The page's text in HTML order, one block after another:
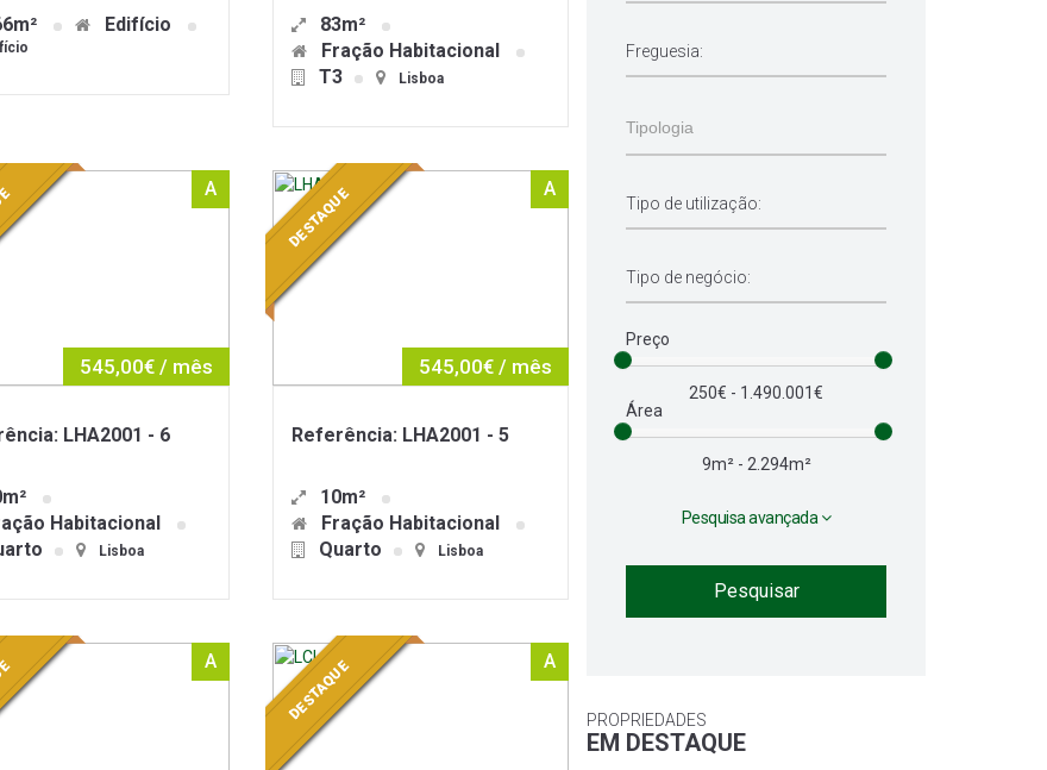
Edifício
83m²
Fração Habitacional
T3
Lisboa
A
545,00€ / mês
LHA2001 - 6
Habitacional
Lisboa
A
545,00€ / mês
DESTAQUE
Referência: LHA2001 - 5
10m²
Fração Habitacional
Quarto
Lisboa
A A
DESTAQUE
Preço
250€ - 1.490.001€
Área
9m² - 2.294m²
Pesquisa avançada
Pesquisar
PROPRIEDADES
EM DESTAQUE